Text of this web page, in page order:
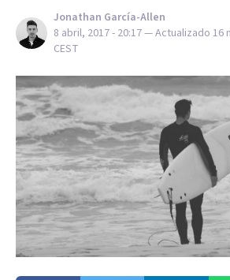
Jonathan García-Allen
8 abril, 2017 - 20:17— Actualizado 16
CEST